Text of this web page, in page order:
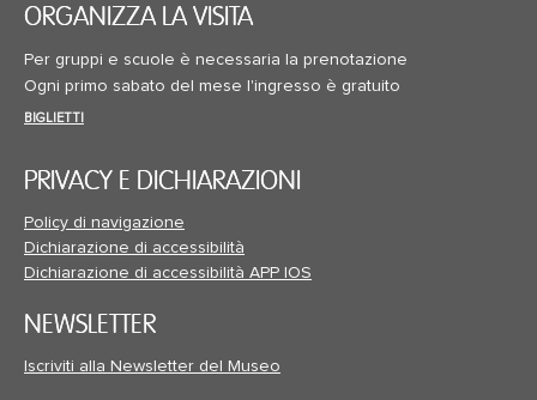
ORGANIZZA LA VISITA
Per gruppi e scuole è necessaria la prenotazione
Ogni primo sabato del mese l'ingresso è gratuito
BIGLIETTI
PRIVACY E DICHIARAZIONI
Policy di navigazione
Dichiarazione di accessibilità
Dichiarazione di accessibilità APP IOS
NEWSLETTER
Iscriviti alla Newsletter del Museo